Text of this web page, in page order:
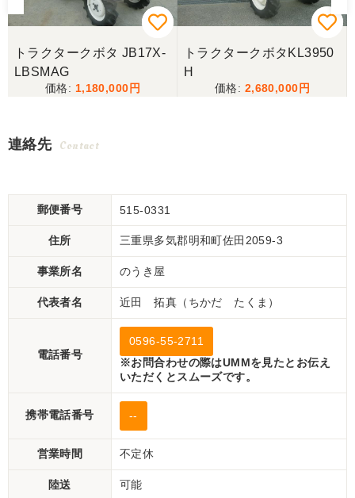
トラクタークボタ JB17X-
LBSMAG
1,180,000
トラクタークボタKL3950
H
2,680,000
連絡先 Contact
郵便番号 515-0331
住所 三重県多気郡明和町佐田2059-3
事業所名 のうき屋
代表者名 近田 拓真（ちかだ たくま）
電話番号
0596-55-2711
※お問合わせの際はUMMを見たとお伝え
いただくとスムーズです。
携帯電話番号 --
営業時間 不定休
陸送 可能